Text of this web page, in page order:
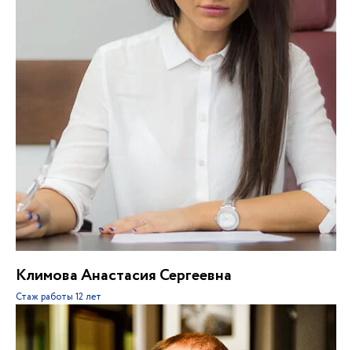
Климова Анастасия Сергеевна
Стаж работы 12 лет